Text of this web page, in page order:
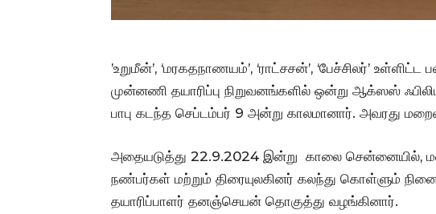
’உறுமீன்’, ‘மரகதநாணயம்’, ‘ராட்சசன்’, ‘பேச்சிலர்’
முன்னணி தயாரிப்பு நிறுவனங்களில் ஒன்று ஆக்ஸஸ்
பாபு கடந்த செப்டம்பர் 9 அன்று காலமானார். அவரது
அதையடுத்து 22.9.2024 இன்று காலை சென்னையில்,
நண்பர்கள் மற்றும் திரையுலகினர் கலந்து கொள்ளும்
தயாரிப்பாளர் தனஞ்செயன் தொகுத்து வழங்கினார்.